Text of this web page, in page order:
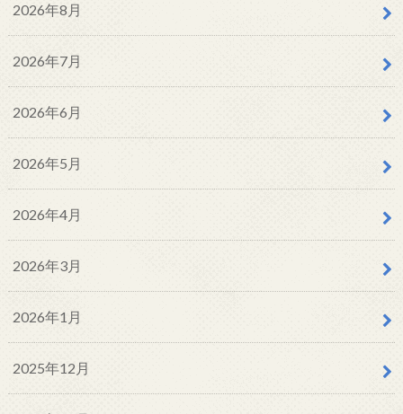
2026年8月
2026年7月
2026年6月
2026年5月
2026年4月
2026年3月
2026年1月
2025年12月